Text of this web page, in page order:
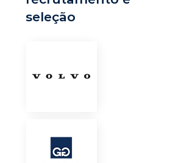
seleção